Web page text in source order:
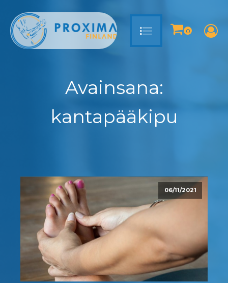
Avainsana:
kantapääkipu
06/11/2021